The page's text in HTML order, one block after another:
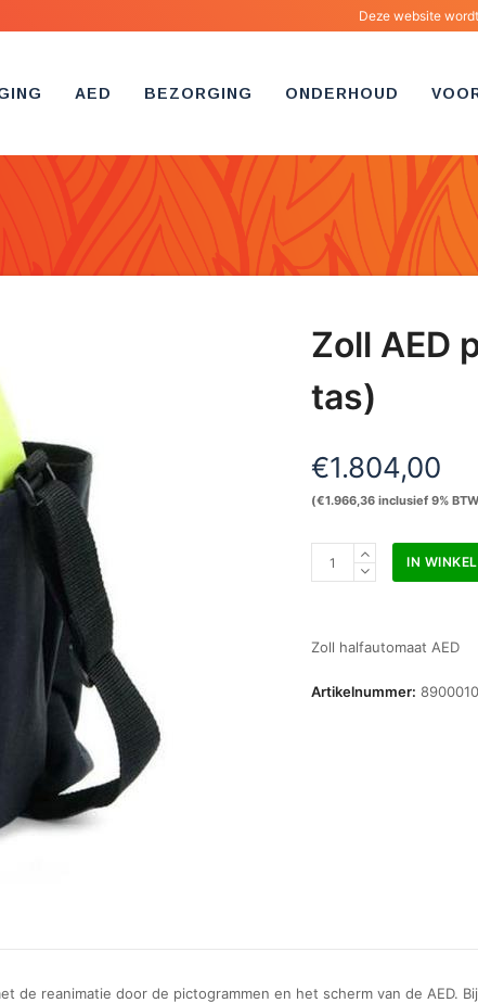
Deze website
AED BEZORGING ONDERHOUD
Zoll AED
tas)
€1.804,00
(€1.966,36 inclusief 9%
(incl.
aantal
IN
Zoll halfautomaat AED
Artikelnummer:
de reanimatie door de pictogrammen en het scherm van de AED.